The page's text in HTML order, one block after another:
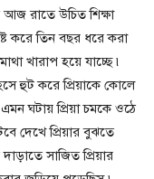
আজ রাতে উচিত শিক্ষা
করে তিন বছর ধরে করা
খারাপ হয়ে যাচ্ছে ৷
হুট করে প্রিয়াকে কোলে
ঘটায় প্রিয়া চমকে ওঠে
দেখে প্রিয়ার বুঝতে
সাজিত প্রিয়ার